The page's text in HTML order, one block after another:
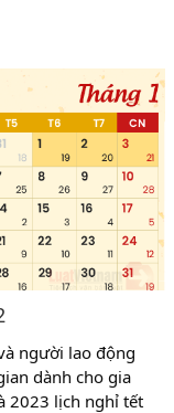
tiêu tuyển dụng:
tiêu bao gồm:
người lao động
dành cho gia
2023 lịch nghỉ tết